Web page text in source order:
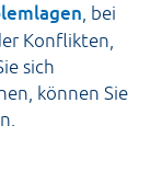
, bei
Konflikten,
sich
können Sie